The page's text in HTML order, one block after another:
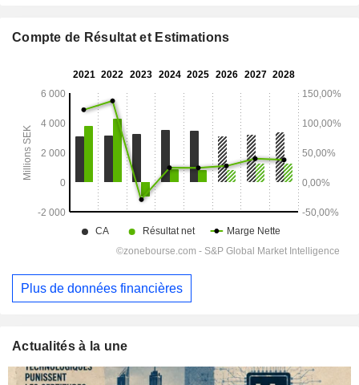
Compte de Résultat et Estimations
Plus de données financières
Actualités à la une